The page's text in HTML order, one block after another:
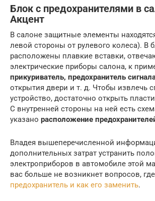
Блок с предохранителями в
Акцент
В салоне защитные элементы
левой стороны от рулевого колеса). В
расположены плавкие вставки,
электрические приборы салона, к
прикуриватель, предохранитель
открытия двери и т. д. Чтобы извлечь
устройство, достаточно открыть
С внутренней стороны на ней есть
указано расположение
Владея вышеперечисленной
дополнительных затрат устранить
электроприборов в автомобиле этой
вас больше не возникнет вопросов,
предохранитель и как его заменить.